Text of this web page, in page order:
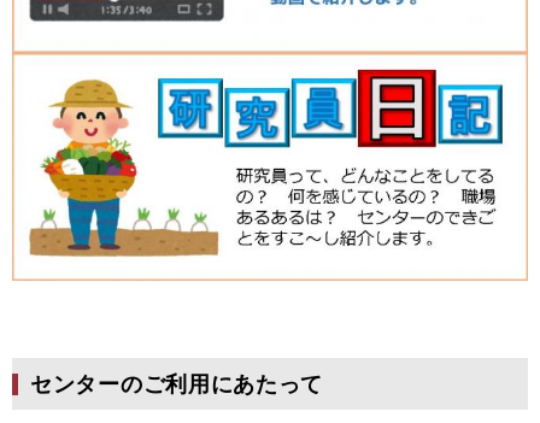
センターのご利用にあたって